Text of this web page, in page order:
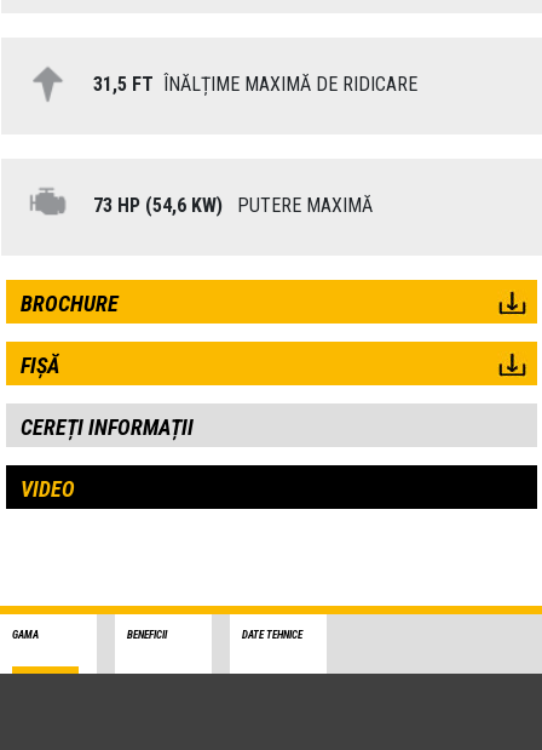
31,5 FT ÎNĂLȚIME MAXIMĂ DE RIDICARE
73 HP (54,6 KW) PUTERE MAXIMĂ
BROCHURE
FIȘĂ
CEREȚI INFORMAȚII
VIDEO
GAMA BENEFICII DATE TEHNICE